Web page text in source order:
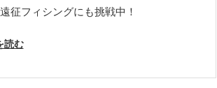
征フィシングにも挑戦中！
読む